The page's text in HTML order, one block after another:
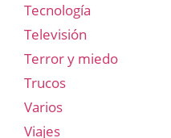
Tecnología
Televisión
Terror y miedo
Trucos
Varios
Viajes